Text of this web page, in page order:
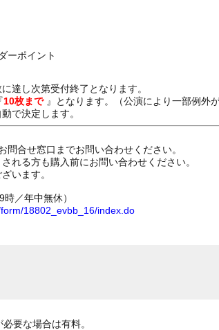
ーポイント
達し次第受付終了となります。
10枚まで 』となります。（公演により一部例外
で決定します。
合せ窓口までお問い合わせください。
れる方も購入前にお問い合わせください。
います。
／年中無休）
18802_evbb_16/index.do
要な場合は有料。